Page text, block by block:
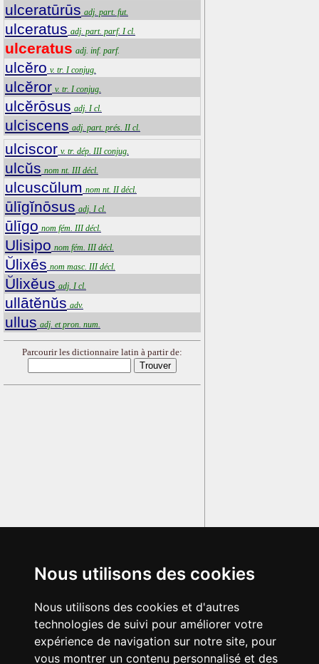
Nous utilisons des cookies
Nous utilisons des cookies et d'autres
technologies de suivi pour améliorer votre
expérience de navigation sur notre site, pour
vous montrer un contenu personnalisé et des
ulceratūrūs adj. part. fut.
ulceratus adj. part. parf. I cl.
ulceratus adj. inf. parf.
ulcĕro v. tr. I conjug.
ulcĕror v. tr. I conjug.
ulcĕrōsus adj. I cl.
ulciscens adj. part. prés. II cl.
ulciscor v. tr. dép. III conjug.
ulcŭs nom nt. III décl.
ulcuscŭlum nom nt. II décl.
ūlīgĭnōsus adj. I cl.
ūlīgo nom fém. III décl.
Ulisipo nom fém. III décl.
Ŭlixēs nom masc. III décl.
Ŭlixĕus adj. I cl.
ullātĕnŭs adv.
ullus adj. et pron. num.
Parcourir les dictionnaire latin à partir de: